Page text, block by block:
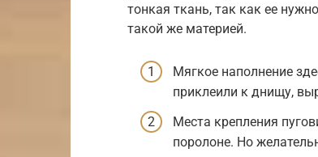
тонкая ткань, так как ее
такой же материей.
Мягкое наполнение
приклеили к днищу,
Места крепления
поролоне. Но